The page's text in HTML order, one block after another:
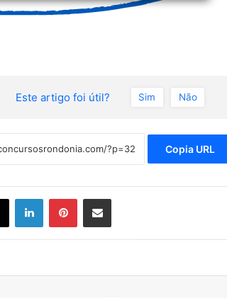
Este artigo foi útil? Sim Não
Copia URL
LinkedinPinterestCompartilhar via e-mail